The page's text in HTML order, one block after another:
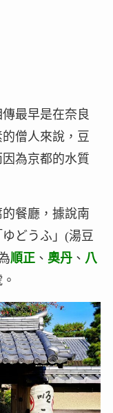
最早是在奈良
僧人來說，豆
為京都的水質
餐廳，據說南
どうふ」(湯豆
順正、 奧丹、 八